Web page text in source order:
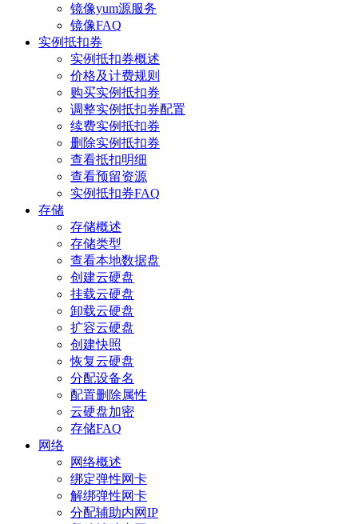
镜像yum源服务
镜像FAQ
实例抵扣券
实例抵扣券概述
价格及计费规则
购买实例抵扣券
调整实例抵扣券配置
续费实例抵扣券
删除实例抵扣券
查看抵扣明细
查看预留资源
实例抵扣券FAQ
存储
存储概述
存储类型
查看本地数据盘
创建云硬盘
挂载云硬盘
卸载云硬盘
扩容云硬盘
创建快照
恢复云硬盘
分配设备名
配置删除属性
云硬盘加密
存储FAQ
网络
网络概述
绑定弹性网卡
解绑弹性网卡
分配辅助内网IP